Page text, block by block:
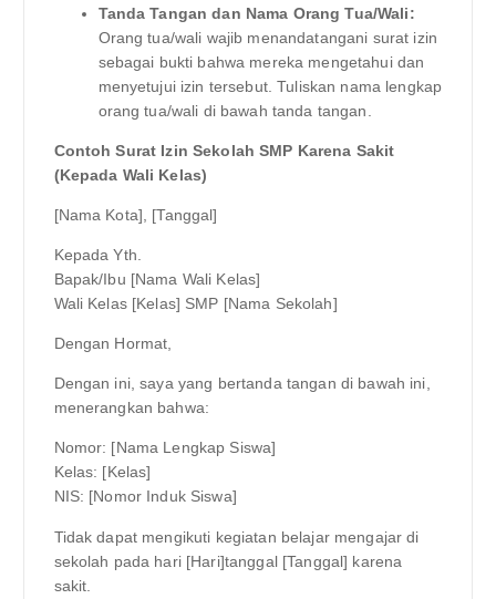
Tanda Tangan dan Nama Orang Tua/Wali:
Orang tua/wali wajib menandatangani surat izin
sebagai bukti bahwa mereka mengetahui dan
menyetujui izin tersebut. Tuliskan nama lengkap
orang tua/wali di bawah tanda tangan.
Contoh Surat Izin Sekolah SMP Karena Sakit
(Kepada Wali Kelas)
[Nama Kota], [Tanggal]
Kepada Yth.
Bapak/Ibu [Nama Wali Kelas]
Wali Kelas [Kelas] SMP [Nama Sekolah]
Dengan Hormat,
Dengan ini, saya yang bertanda tangan di bawah ini,
menerangkan bahwa:
Nomor: [Nama Lengkap Siswa]
Kelas: [Kelas]
NIS: [Nomor Induk Siswa]
Tidak dapat mengikuti kegiatan belajar mengajar di
sekolah pada hari [Hari]tanggal [Tanggal] karena
sakit.